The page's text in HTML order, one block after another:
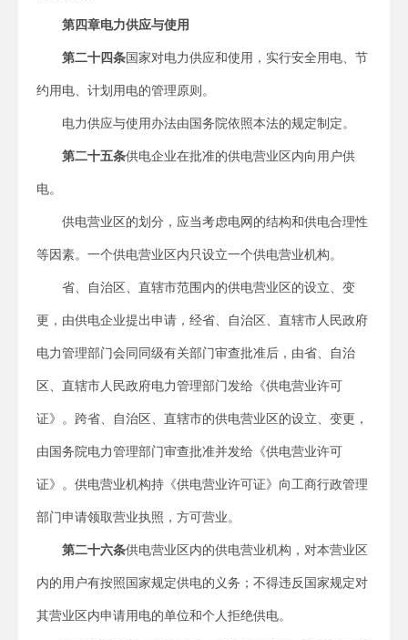
第四章电力供应与使用
第二十四条 国家对电力供应和使用，实行安全用电、节
约用电、计划用电的管理原则。
电力供应与使用办法由国务院依照本法的规定制定。
第二十五条供电企业在批准的供电营业区内向用户供
电。
供电营业区的划分，应当考虑电网的结构和供电合理性
等因素。一个供电营业区内只设立一个供电营业机构。
省、自治区、直辖市范围内的供电营业区的设立、变
更，由供电企业提出申请，经省、自治区、直辖市人民政府
电力管理部门会同同级有关部门审查批准后，由省、自治
区、直辖市人民政府电力管理部门发给《供电营业许可
证》。跨省、自治区、直辖市的供电营业区的设立、变更，
由国务院电力管理部门审查批准并发给《供电营业许可
证》。供电营业机构持《供电营业许可证》向工商行政管理
部门申请领取营业执照，方可营业。
第二十六条供电营业区内的供电营业机构，对本营业区
内的用户有按照国家规定供电的义务；不得违反国家规定对
其营业区内申请用电的单位和个人拒绝供电。